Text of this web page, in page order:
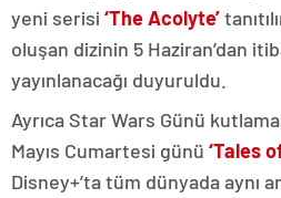
yeni serisi ‘The Acolyte’
oluşan dizinin 5 Haziran’dan
yayınlanacağı duyuruldu.
Ayrıca Star Wars Günü
Mayıs Cumartesi günü ‘Tales
Disney+’ta tüm dünyada aynı